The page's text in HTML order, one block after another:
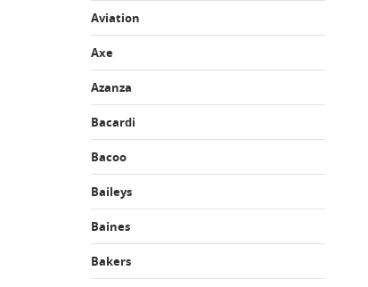
Aviation
Axe
Azanza
Bacardi
Bacoo
Baileys
Baines
Bakers